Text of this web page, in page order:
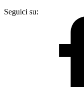
Seguici su: